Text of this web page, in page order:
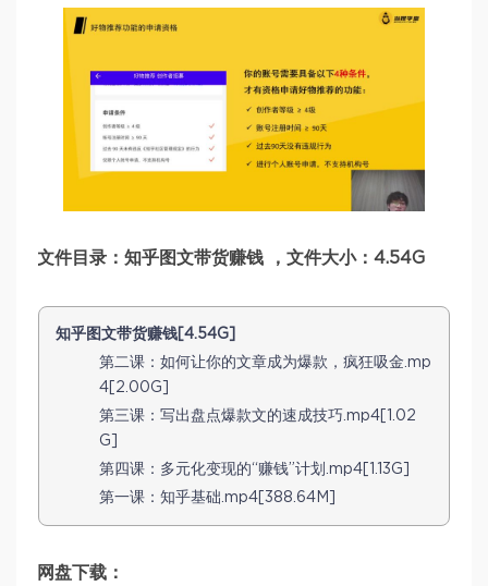
文件目录：知乎图文带货赚钱 ，文件大小：4.54G
知乎图文带货赚钱[4.54G]
第二课：如何让你的文章成为爆款，疯狂吸金.mp
4[2.00G]
第三课：写出盘点爆款文的速成技巧.mp4[1.02
G]
第四课：多元化变现的“赚钱”计划.mp4[1.13G]
第一课：知乎基础.mp4[388.64M]
网盘下载：